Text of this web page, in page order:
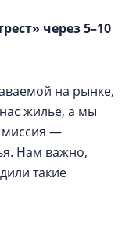
через 5–10
на рынке,
жилье, а мы
миссия —
Нам важно,
такие